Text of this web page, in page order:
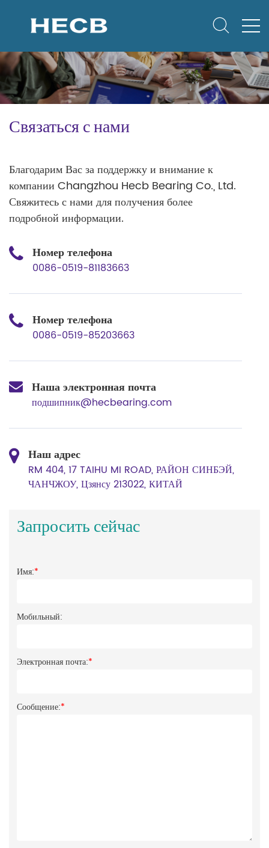
Связаться с нами
Благодарим Вас за поддержку и внимание к
компании Changzhou Hecb Bearing Co., Ltd.
Свяжитесь с нами для получения более
подробной информации.
Номер телефона
0086-0519-81183663
Номер телефона
0086-0519-85203663
Наша электронная почта
подшипник@hecbearing.com
Наш адрес
RM 404, 17 TAIHU MI ROAD, РАЙОН СИНБЭЙ,
ЧАНЧЖОУ, Цзянсу 213022, КИТАЙ
Запросить сейчас
Имя:*
Мобильный:
Электронная почта:*
Сообщение:*